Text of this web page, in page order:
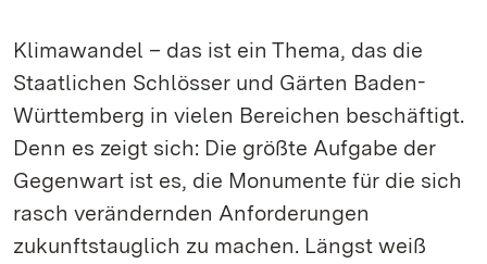
Klimawandel – das ist ein Thema, das die
Staatlichen Schlösser und Gärten Baden-
Württemberg in vielen Bereichen beschäftigt.
Denn es zeigt sich: Die größte Aufgabe der
Gegenwart ist es, die Monumente für die sich
rasch verändernden Anforderungen
zukunftstauglich zu machen. Längst weiß